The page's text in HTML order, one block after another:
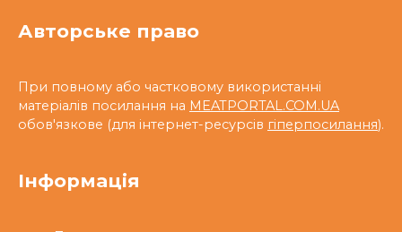
Авторське право
При повному або частковому використанні
матеріалів посилання на MEATPORTAL.COM.UA
обов'язкове (для інтернет-ресурсів гіперпосилання).
Інформація